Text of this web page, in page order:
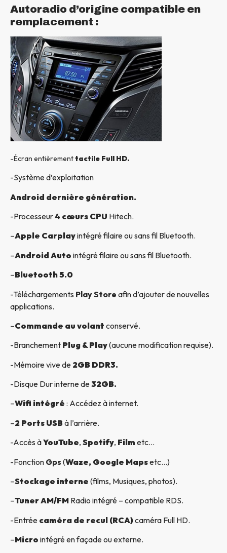
Autoradio d’origine compatible en
remplacement :
-Écran entièrementtactile Full HD.
-Système d’exploitation
Android dernière génération.
-Processeur4 cœurs CPU Hitech.
–Apple Carplayintégré filaire ou sans fil Bluetooth.
–Android Auto intégré filaire ou sans fil Bluetooth.
–Bluetooth 5.0
-Téléchargements Play Store afin d’ajouter de nouvelles
applications.
–Commande au volant conservé.
-Branchement Plug & Play(aucune modification requise).
-Mémoire vive de 2GB DDR3.
-Disque Dur interne de32GB.
–Wifi intégré : Accédez à internet.
–2 Ports USBà l’arrière.
-Accès àYouTube, Spotify, Film etc…
-Fonction Gps (Waze, Google Mapsetc…)
–Stockage interne (films, Musiques, photos).
–Tuner AM/FM Radio intégré – compatible RDS.
-Entrée caméra de recul (RCA)caméra Full HD.
–Micro intégré en façade ou externe.